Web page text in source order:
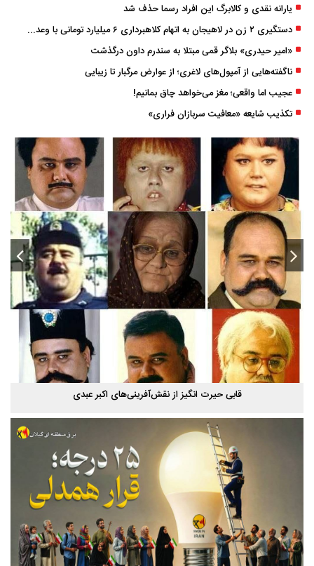
یارانه نقدی و کالابرگ این افراد رسما حذف شد
دستگیری ۲ زن در لاهیجان به اتهام کلاهبرداری ۶ میلیارد تومانی با وعده وام
«امیر حیدری» بلاگر قمی مبتلا به سندرم داون درگذشت
ناگفته‌هایی از آمپول‌های لاغری؛ از عوارض مرگبار تا زیبایی
عجیب اما واقعی؛ مغز می‌خواهد چاق بمانیم!
تکذیب شایعه «معافیت سربازان فراری»
قابی حیرت‌ انگیز از نقش‌آفرینی‌های اکبر عبدی